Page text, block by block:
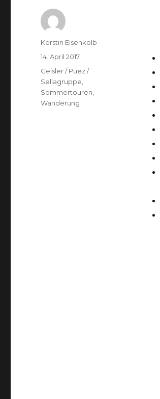
Autor
Kerstin Eisenkolb
Veröffentlicht
am
14. April 2017
Kategorien
Geisler / Puez /
Sellagruppe
Sommertouren
Wanderung